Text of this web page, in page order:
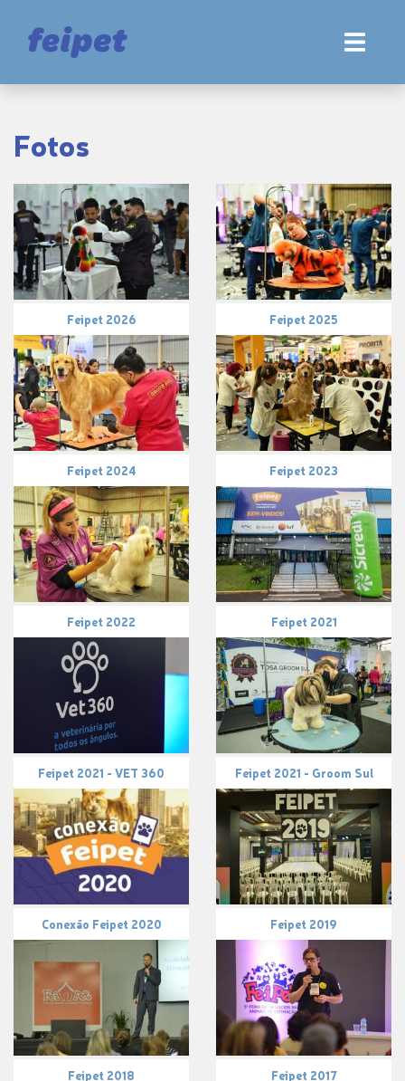
Fotos
Feipet 2026 Feipet 2025
Feipet 2024 Feipet 2023
Feipet 2022 Feipet 2021
Feipet 2021 - VET 360 Feipet 2021 - Groom Sul
Conexão Feipet 2020 Feipet 2019
Feipet 2018 Feipet 2017